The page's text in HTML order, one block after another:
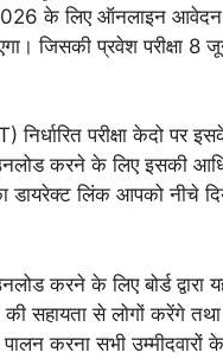
के लिए ऑनलाइन आवेदन
जिसकी प्रवेश
परीक्षा केदो पर
करने के लिए इसकी
डायरेक्ट लिंक आपको नीचे
के लिए बोर्ड द्वारा यह
से लोगों करेंगे तथा
करना सभी उम्मीदवारों